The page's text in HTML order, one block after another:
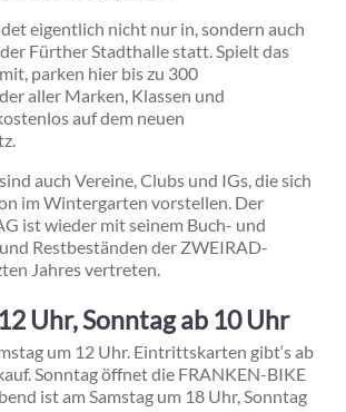
eigentlich nicht nur in, sondern auch
Fürther Stadthalle statt. Spielt das
parken hier bis zu 300
aller Marken, Klassen und
auf dem neuen
auch Vereine, Clubs und IGs, die sich
im Wintergarten vorstellen. Der
ist wieder mit seinem Buch- und
Restbeständen der ZWEIRAD-
Jahres vertreten.
Uhr, Sonntag ab 10 Uhr
um 12 Uhr. Eintrittskarten gibt‘s ab
Sonntag öffnet die FRANKEN-BIKE
ist am Samstag um 18 Uhr, Sonntag